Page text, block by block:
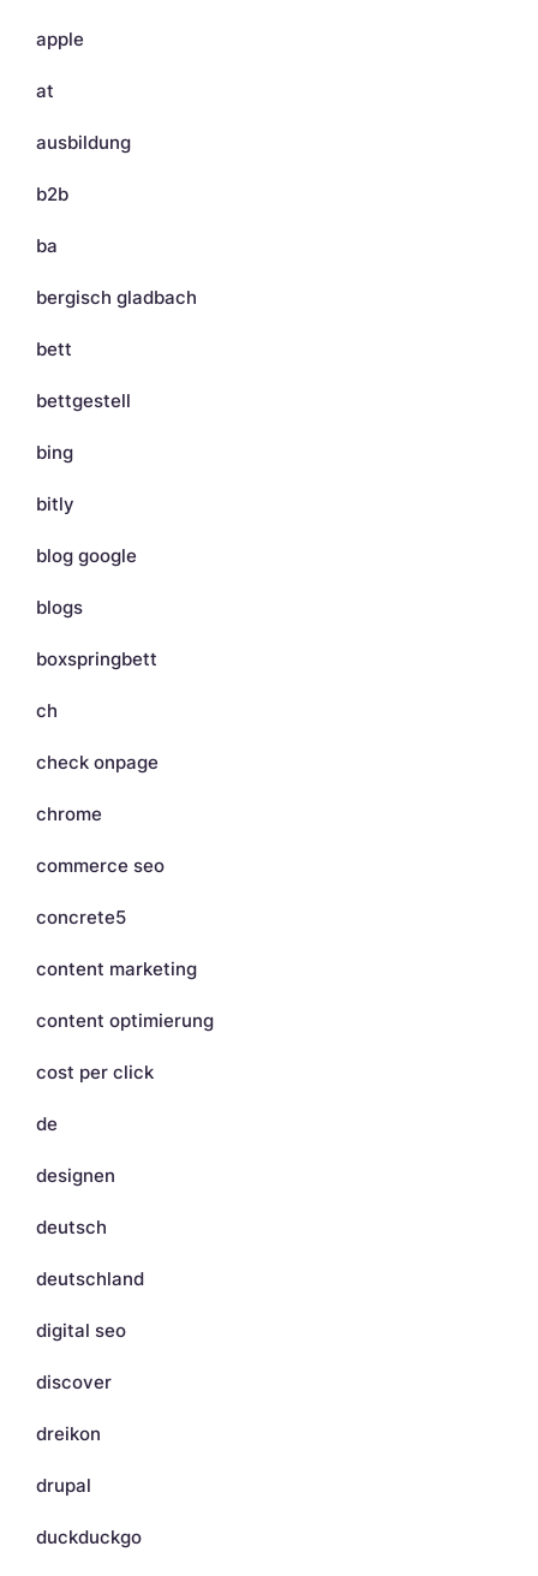
apple
at
ausbildung
b2b
ba
bergisch gladbach
bett
bettgestell
bing
bitly
blog google
blogs
boxspringbett
ch
check onpage
chrome
commerce seo
concrete5
content marketing
content optimierung
cost per click
de
designen
deutsch
deutschland
digital seo
discover
dreikon
drupal
duckduckgo